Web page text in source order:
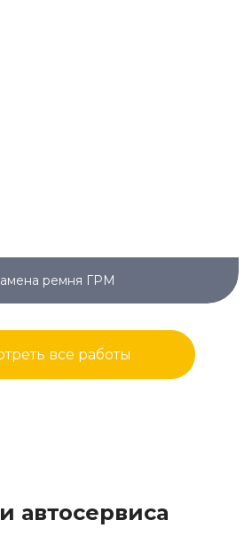
ремня ГРМ
все работы
автосервиса
ул. Айдарова, 7А
265-25-15
Написать